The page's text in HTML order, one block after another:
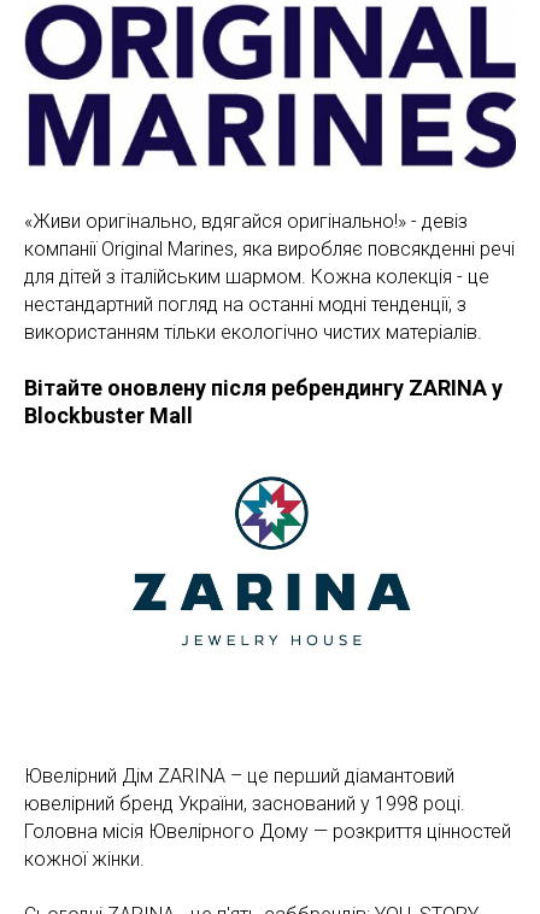
«Живи оригінально, вдягайся оригінально!» - девіз
компанії Original Marines, яка виробляє повсякденні речі
для дітей з італійським шармом. Кожна колекція - це
нестандартний погляд на останні модні тенденції, з
використанням тільки екологічно чистих матеріалів.
Вітайте оновлену після ребрендингу ZARINA у
Blockbuster Mall
Ювелірний Дім ZARINA – це перший діамантовий
ювелірний бренд України, заснований у 1998 році.
Головна місія Ювелірного Дому — розкриття цінностей
кожної жінки.